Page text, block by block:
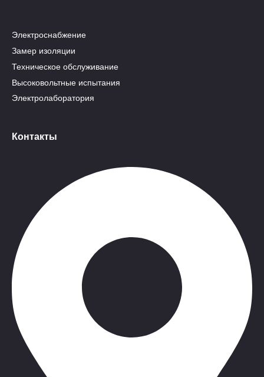
Электроснабжение
Замер изоляции
Техническое обслуживание
Высоковольтные испытания
Электролаборатория
Контакты